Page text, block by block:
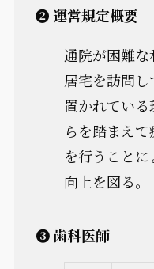
➋ 運営規定概要
通院が困難
居宅を訪問し
置かれてい
らを踏まえ
を行うこと
向上を図る。
➌ 歯科医師